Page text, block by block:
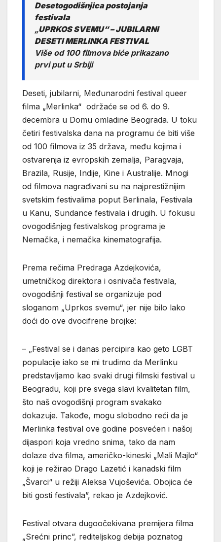
Desetogodišnjica postojanja
festivala
„UPRKOS SVEMU“ – JUBILARNI
DESETI MERLINKA FESTIVAL
Više od 100 filmova biće prikazano
prvi put u Srbiji
Deseti, jubilarni, Međunarodni festival queer
filma „Merlinka“ održaće se od 6. do 9.
decembra u Domu omladine Beograda. U toku
četiri festivalska dana na programu će biti više
od 100 filmova iz 35 država, među kojima i
ostvarenja iz evropskih zemalja, Paragvaja,
Brazila, Rusije, Indije, Kine i Australije. Mnogi
od filmova nagrađivani su na najprestižnijim
svetskim festivalima poput Berlinala, Festivala
u Kanu, Sundance festivala i drugih. U fokusu
ovogodišnjeg festivalskog programa je
Nemačka, i nemačka kinematografija.
Prema rečima Predraga Azdejkovića,
umetničkog direktora i osnivača festivala,
ovogodišnji festival se organizuje pod
sloganom „Uprkos svemu“, jer nije bilo lako
doći do ove dvocifrene brojke:
– „Festival se i danas percipira kao geto LGBT
populacije iako se mi trudimo da Merlinku
predstavljamo kao svaki drugi filmski festival u
Beogradu, koji pre svega slavi kvalitetan film,
što naš ovogodišnji program svakako
dokazuje. Takođe, mogu slobodno reći da je
Merlinka festival ove godine posvećen i našoj
dijaspori koja vredno snima, tako da nam
dolaze dva filma, američko-kineski „Mali Majlo“
koji je režirao Drago Lazetić i kanadski film
„Švarci“ u režiji Aleksa Vujoševića. Obojica će
biti gosti festivala”, rekao je Azdejković.
Festival otvara dugoočekivana premijera filma
„Srećni princ”, rediteljskog debija poznatog